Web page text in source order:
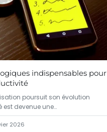
indispensables pour
poursuit son évolution
devenue une…
2026